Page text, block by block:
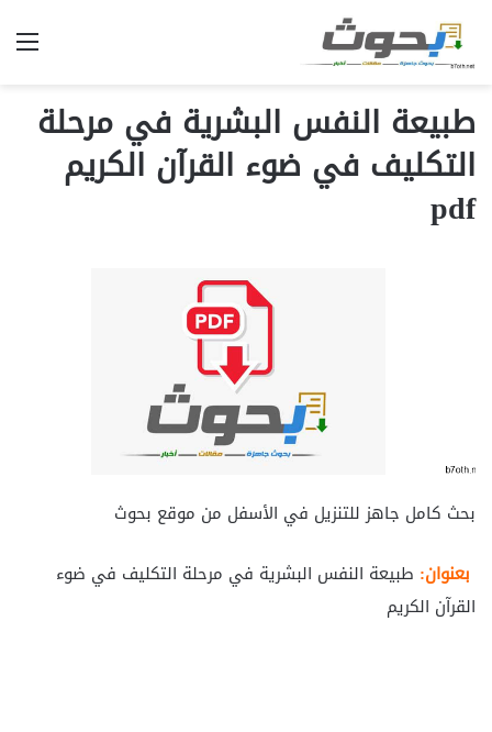
طبيعة النفس البشرية في مرحلة
التكليف في ضوء القرآن الكريم
pdf
بحث كامل جاهز للتنزيل في الأسفل من موقع بحوث
بعنوان: طبيعة النفس البشرية في مرحلة التكليف في ضوء
القرآن الكريم